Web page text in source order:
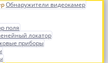
Обнаружители видеокамер
поля
локатор
приборы